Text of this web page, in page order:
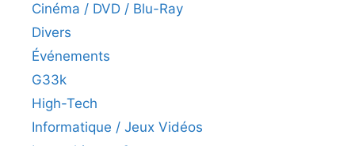
Cinéma / DVD / Blu-Ray
Divers
Événements
G33k
High-Tech
Informatique / Jeux Vidéos